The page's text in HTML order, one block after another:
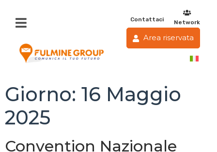
Contattaci Network
Area riservata
Giorno: 16 Maggio
2025
Convention Nazionale